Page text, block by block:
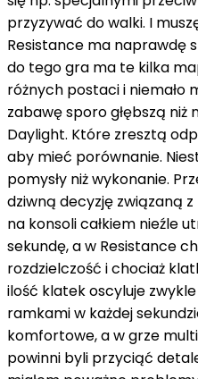
przyzywać do walki. I
Resistance ma naprawdę
do tego gra ma te kilka
różnych postaci i niemało
zabawę sporo głębszą niż
Daylight. Które zresztą
aby mieć porównanie.
pomysły niż wykonanie.
dziwną decyzję związaną z
na konsoli całkiem nieźle
sekundę, a w Resistance
rozdzielczość i chociaż
ilość klatek oscyluje
ramkami w każdej
komfortowe, a w grze
powinni byli przyciąć